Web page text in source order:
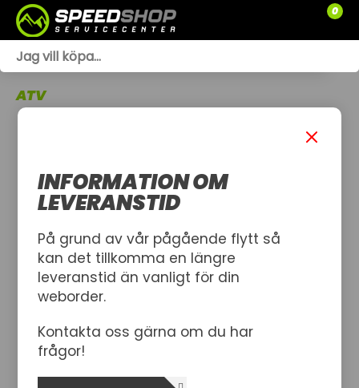
0
SLÄPVAGNAR
ATV
INFORMATION OM
LEVERANSTID
På grund av vår pågående flytt så
kan det tillkomma en längre
leveranstid än vanligt för din
weborder.
Kontakta oss gärna om du har
frågor!